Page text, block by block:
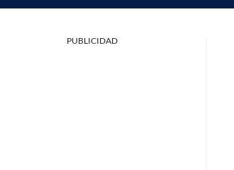
PUBLICIDAD